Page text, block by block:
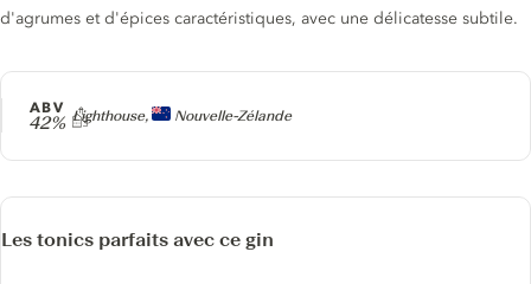
Producteur
Lighthouse, Nouvelle-Zélande
ABV
42%
d'agrumes et d'épices caractéristiques, avec une délicatesse subtile.
Les tonics parfaits avec ce gin